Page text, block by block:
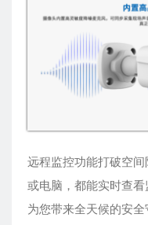
远程监控功能打破空
或电脑，都能实时查看
为您带来全天候的安全